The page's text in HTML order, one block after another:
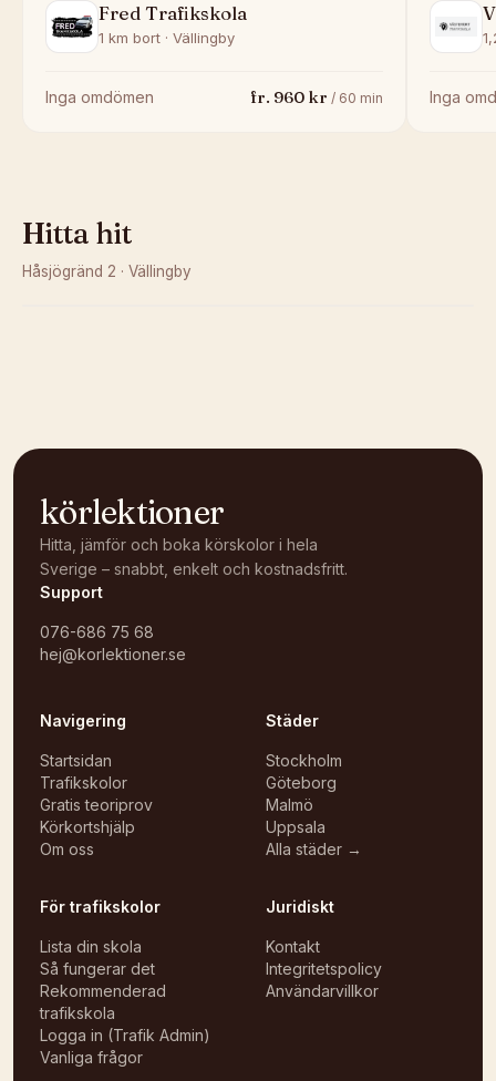
Fred Trafikskola
1 km bort · Vällingby
Inga omdömen fr. 960kr / 60 min Inga
Hitta hit
Håsjögränd 2 · Vällingby
körlektioner
Hitta, jämför och boka körskolor i hela
Sverige – snabbt, enkelt och kostnadsfritt.
Support
076-686 75 68
hej@korlektioner.se
Navigering
Startsidan
Trafikskolor
Gratis teoriprov
Körkortshjälp
Om oss
Städer
Stockholm
Göteborg
Malmö
Uppsala
Alla städer →
För trafikskolor
Lista din skola
Så fungerar det
Rekommenderad
trafikskola
Logga in (Trafik Admin)
Vanliga frågor
Juridiskt
Kontakt
Integritetspolicy
Användarvillkor